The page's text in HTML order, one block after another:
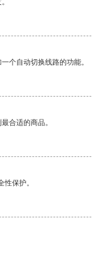
个自动切换线路的功能。
合适的商品。
保护。